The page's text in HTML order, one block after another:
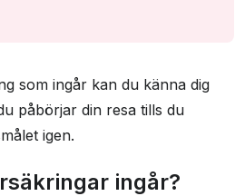
som ingår kan du känna dig
påbörjar din resa tills du
igen.
ingår?